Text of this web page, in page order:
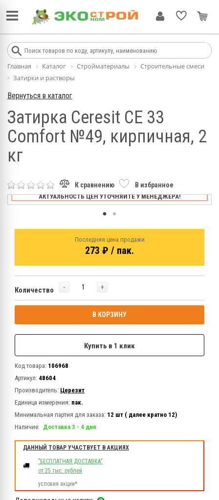
Главная Каталог Стройматериалы
Строительные смеси
Затирки и растворы
Вернуться в каталог
Затирка Ceresit CE 33
Comfort №49, кирпичная, 2
кг
К сравнению В избранное
АКТУАЛЬНОСТЬ ЦЕН УТОЧНЯЙТЕ У МЕНЕДЖЕРА!
Последняя цена продажи
273 ₽ / пак.
Количество - +
В КОРЗИНУ
Купить в 1 клик
Код товара: 106968
Артикул: 48604
Производитель: Церезит
Единица измерения: пак.
Минимальная партия для заказа: 12 шт ( далее кратно 12)
Наличие: Доставка 3 - 4 дня
ДАННЫЙ ТОВАР УЧАСТВУЕТ В АКЦИЯХ
"БЕСПЛАТНАЯ ДОСТАВКА"
от 25 тыс. рублей
условия акции*